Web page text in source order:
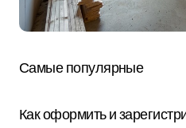
Самые популярные
Как оформить и